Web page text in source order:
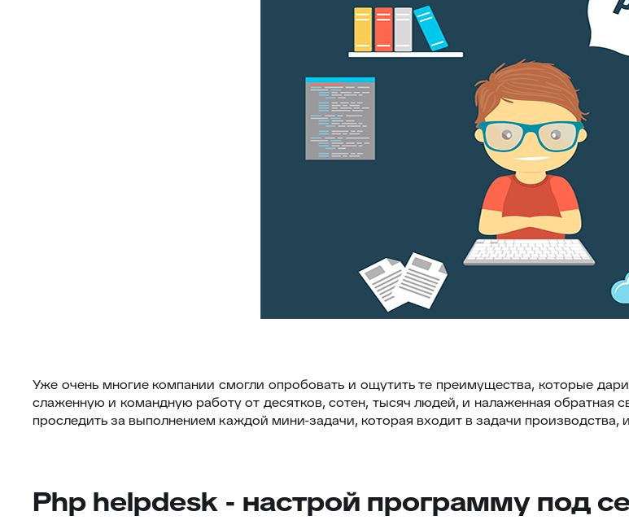
Уже очень многие компании смогли опробовать и ощутить те преимущества, которые
слаженную и командную работу от десятков, сотен, тысяч людей, и налаженная обратная
проследить за выполнением каждой мини-задачи, которая входит в задачи
Php helpdesk - настрой программу под